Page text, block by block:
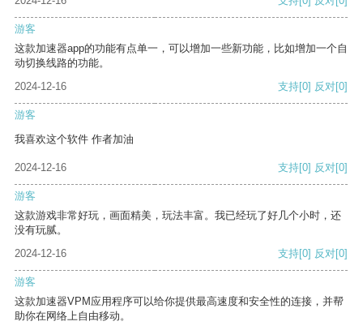
游客
这款加速器app的功能有点单一，可以增加一些新功能，比如增加一个自
动切换线路的功能。
2024-12-16
支持[0] 反对[0]
游客
我喜欢这个软件 作者加油
2024-12-16 支持[0] 反对[0]
游客
这款游戏非常好玩，画面精美，玩法丰富。我已经玩了好几个小时，还
没有玩腻。
2024-12-16
支持[0] 反对[0]
游客
这款加速器VPM应用程序可以给你提供最高速度和安全性的连接，并帮
助你在网络上自由移动。